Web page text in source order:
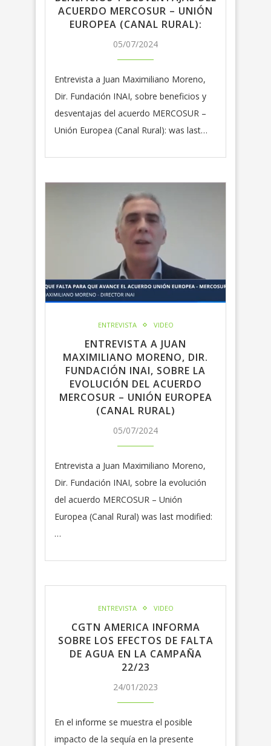
ACUERDO MERCOSUR – UNIÓN
EUROPEA (CANAL RURAL):
05/07/2024
Entrevista a Juan Maximiliano Moreno,
Dir. Fundación INAI, sobre beneficios y
desventajas del acuerdo MERCOSUR –
Unión Europea (Canal Rural): was last…
ENTREVISTA VIDEO
ENTREVISTA A JUAN
MAXIMILIANO MORENO, DIR.
FUNDACIÓN INAI, SOBRE LA
EVOLUCIÓN DEL ACUERDO
MERCOSUR – UNIÓN EUROPEA
(CANAL RURAL)
05/07/2024
Entrevista a Juan Maximiliano Moreno,
Dir. Fundación INAI, sobre la evolución
del acuerdo MERCOSUR – Unión
Europea (Canal Rural) was last modified:
…
ENTREVISTA VIDEO
CGTN AMERICA INFORMA
SOBRE LOS EFECTOS DE FALTA
DE AGUA EN LA CAMPAÑA
22/23
24/01/2023
En el informe se muestra el posible
impacto de la sequía en la presente